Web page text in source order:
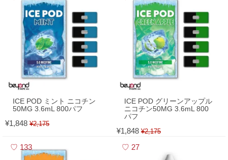
ICE POD ミント ニコチン
50MG 3.6mL 800パフ
¥1,848 ¥2,175
ICE POD グリーンアップル
ニコチン50MG 3.6mL 800
パフ
¥1,848 ¥2,175
133 27